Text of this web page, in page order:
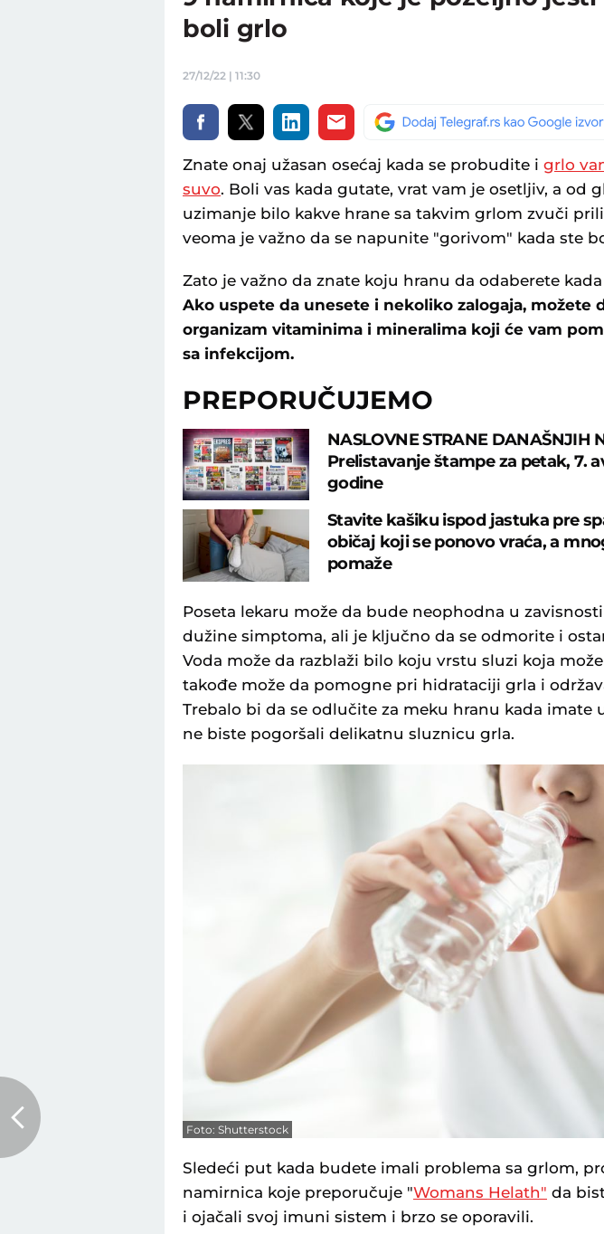
boli grlo
27/12/22 | 11:30
Znate onaj užasan osećaj kada se probudite i grlo
suvo. Boli vas kada gutate, vrat vam je osetljiv, a od
uzimanje bilo kakve hrane sa takvim grlom zvuči
veoma je važno da se napunite "gorivom" kada ste
Zato je važno da znate koju hranu da odaberete
Ako uspete da unesete i nekoliko zalogaja, možete
organizam vitaminima i mineralima koji će vam
sa infekcijom.
PREPORUČUJEMO
NASLOVNE STRANE DANAŠNJIH
Prelistavanje štampe za petak, 7.
godine
Stavite kašiku ispod jastuka pre
običaj koji se ponovo vraća, a
pomaže
Poseta lekaru može da bude neophodna u
dužine simptoma, ali je ključno da se odmorite i
Voda može da razblaži bilo koju vrstu sluzi koja
takođe može da pomogne pri hidrataciji grla i
Trebalo bi da se odlučite za meku hranu kada imate
ne biste pogoršali delikatnu sluznicu grla.
Foto: Shutterstock
Sledeći put kada budete imali problema sa grlom,
namirnica koje preporučuje "Womans Helath" da
i ojačali svoj imuni sistem i brzo se oporavili.
22o C